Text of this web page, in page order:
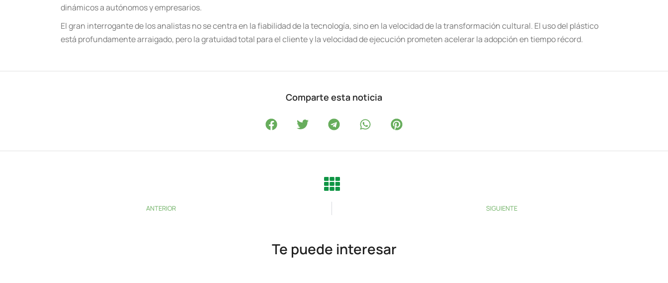
dinámicos a autónomos y empresarios.
El gran interrogante de los analistas no se centra en la fiabilidad de la tecnología, sino en la velocidad de la transformación cultural. El uso del plástico
está profundamente arraigado, pero la gratuidad total para el cliente y la velocidad de ejecución prometen acelerar la adopción en tiempo récord.
Comparte esta noticia
ANTERIOR SIGUIENTE
Te puede interesar